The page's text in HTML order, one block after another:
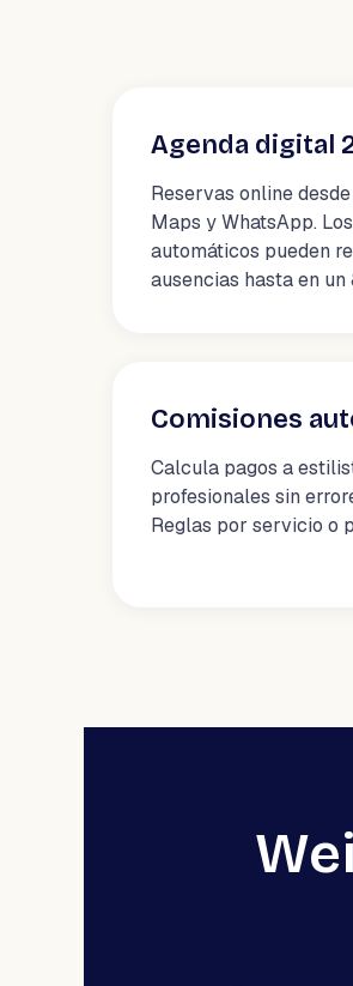
Agenda digital
Reservas online
Maps y WhatsApp.
automáticos pueden
ausencias hasta en un
Comisiones
Calcula pagos a
profesionales sin
Reglas por servicio o